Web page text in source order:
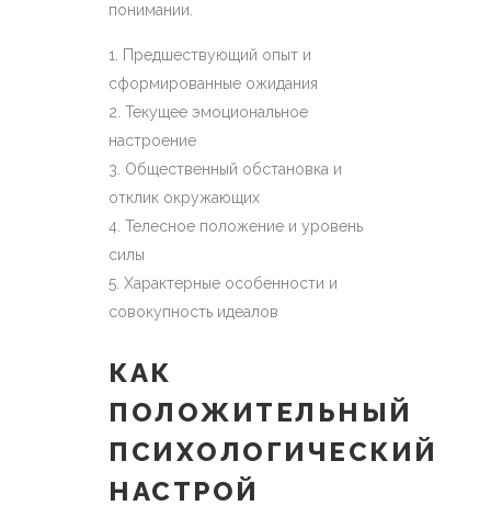
понимании.
Предшествующий опыт и
сформированные ожидания
Текущее эмоциональное
настроение
Общественный обстановка и
отклик окружающих
Телесное положение и уровень
силы
Характерные особенности и
совокупность идеалов
КАК
ПОЛОЖИТЕЛЬНЫЙ
ПСИХОЛОГИЧЕСКИЙ
НАСТРОЙ